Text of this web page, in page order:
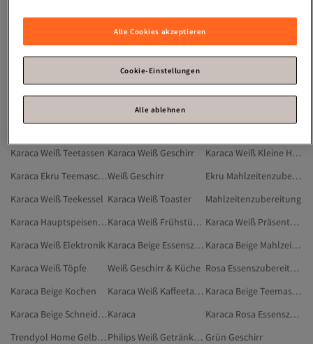
Aufbewahrungsbox Baumwolle Gemusterte Bettlaken Tagesdecke
Fußkettchen 30 Cm Gold
Karaca Weiß Kochen
Karaca Metallisch Getränkezubereitung
Zokura Weiß Essenszubereitung
Trendyol Home Weiß MahlzeitenzubereitungGetränkezubereitung
Weiß Tee- & Kaffeezubereitung
Karaca Weiß Teetassen Karaca Weiß Geschirr
Karaca Weiß Kleine Haushaltsgeräte
Karaca Ekru TeemaschinenWeiß Geschirr
Ekru Mahlzeitenzubereitung
Karaca Weiß Teekessel Karaca Weiß Toaster
Mahlzeitenzubereitung
Karaca Hauptspeisenteller
Karaca Weiß Frühstückssets
Karaca Weiß Präsentationsartikel Für Tee Und Kaffee
Karaca Weiß Elektronik
Karaca Beige Essenszubereitung
Karaca Beige Mahlzeitenzubereitung
Karaca Weiß Töpfe
Weiß Geschirr & Küche
Rosa Essenszubereitung
Karaca Beige Kochen
Karaca Weiß Kaffeetassen
Karaca Beige Teemaschinen
Karaca Beige SchneidebretterKaraca
Karaca Rosa Essenszubereitung
Trendyol Home Gelb Mahlzeitenzubereitung
Philips Weiß Getränkezubereitung Grün Geschirr
Alle Cookies akzeptieren
Cookie-Einstellungen
Alle ablehnen